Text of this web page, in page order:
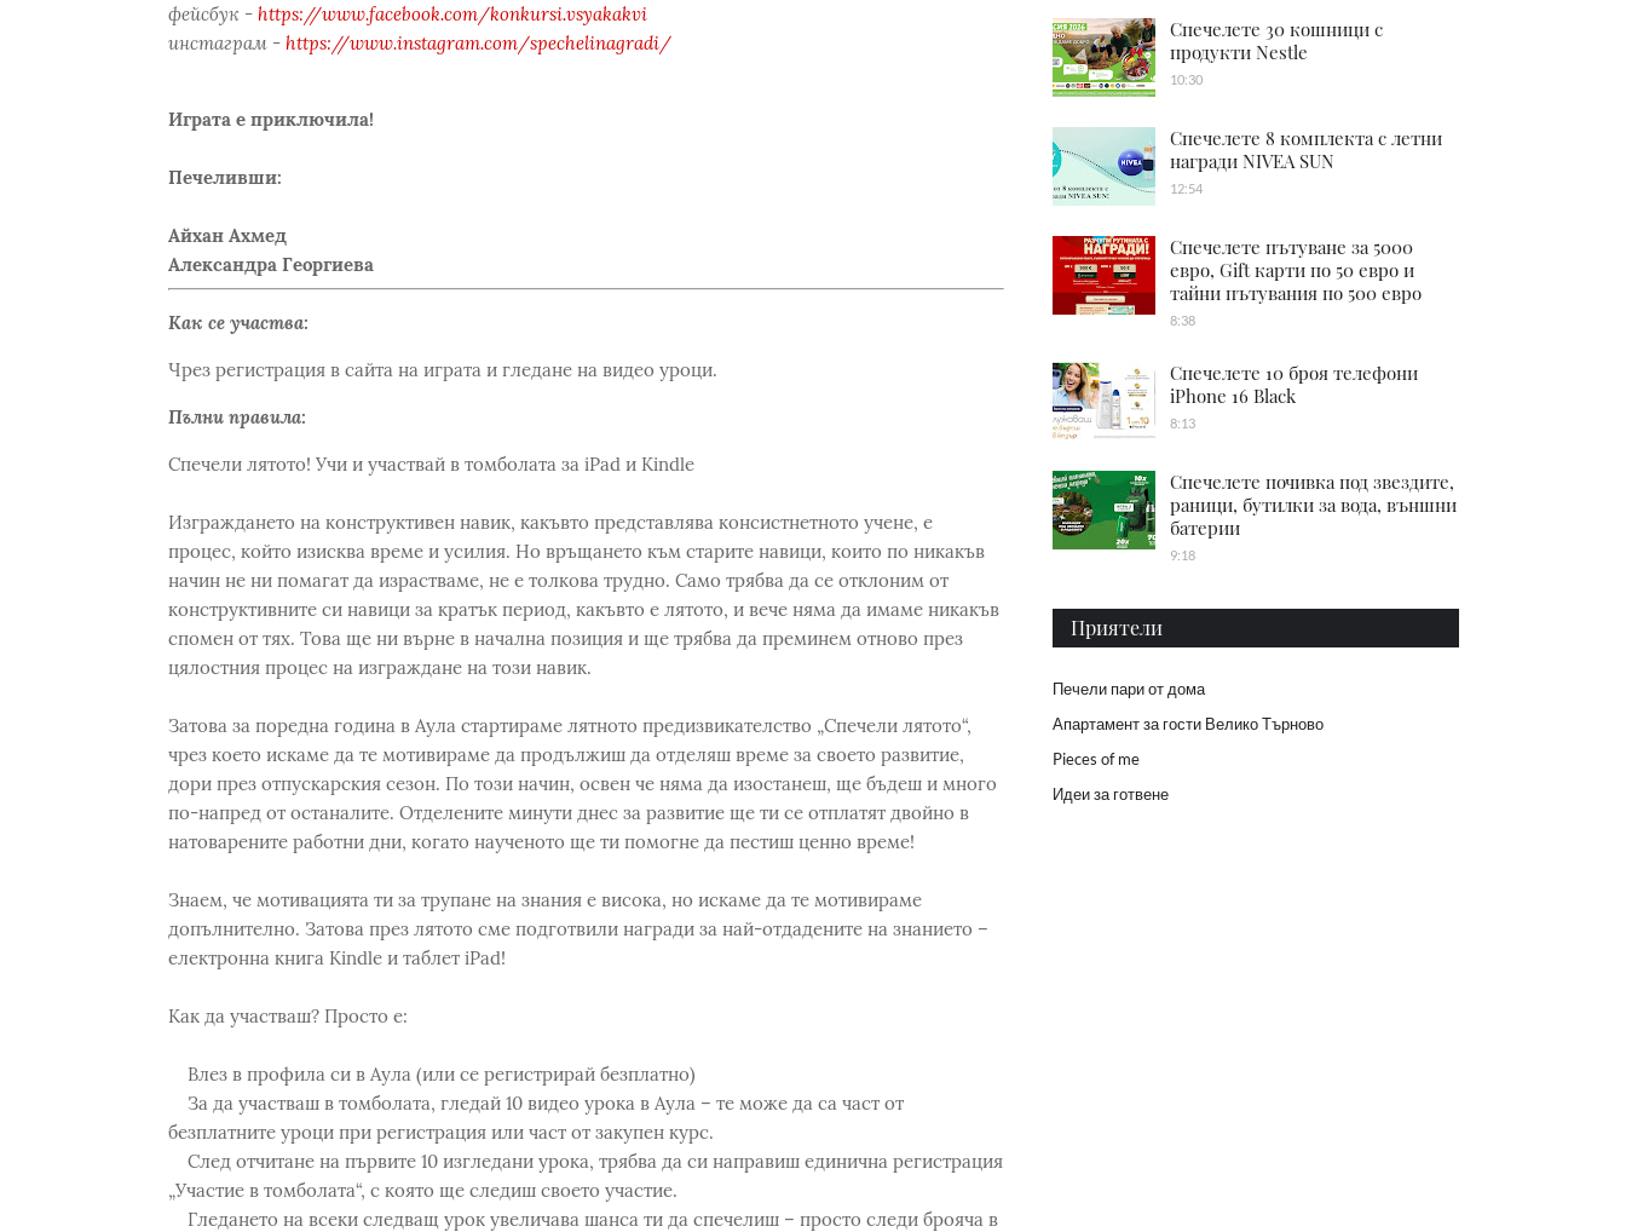
фейсбук - https://www.facebook.com/konkursi.vsyakakvi
инстаграм - https://www.instagram.com/spechelinagradi/
Играта е приключила!
Печеливши:
Айхан Ахмед
Александра Георгиева
Как се участва:
Чрез регистрация в сайта на играта и гледане на видео уроци.
Пълни правила:
Спечели лятото! Учи и участвай в томболата за iPad и Kindle
Изграждането на конструктивен навик, какъвто представлява консистнетното учене, е
процес, който изисква време и усилия. Но връщането към старите навици, които по никакъв
начин не ни помагат да израстваме, не е толкова трудно. Само трябва да се отклоним от
конструктивните си навици за кратък период, какъвто е лятото, и вече няма да имаме никакъв
спомен от тях. Това ще ни върне в начална позиция и ще трябва да преминем отново през
цялостния процес на изграждане на този навик.
Затова за поредна година в Аула стартираме лятното предизвикателство „Спечели лятото“,
чрез което искаме да те мотивираме да продължиш да отделяш време за своето развитие,
дори през отпускарския сезон. По този начин, освен че няма да изостанеш, ще бъдеш и много
по-напред от останалите. Отделените минути днес за развитие ще ти се отплатят двойно в
натоварените работни дни, когато наученото ще ти помогне да пестиш ценно време!
Знаем, че мотивацията ти за трупане на знания е висока, но искаме да те мотивираме
допълнително. Затова през лятото сме подготвили награди за най-отдадените на знанието –
електронна книга Kindle и таблет iPad!
Как да участваш? Просто е:
Влез в профила си в Аула (или се регистрирай безплатно)
За да участваш в томболата, гледай 10 видео урока в Аула – те може да са част от
безплатните уроци при регистрация или част от закупен курс.
След отчитане на първите 10 изгледани урока, трябва да си направиш единична регистрация
„Участие в томболата“, с която ще следиш своето участие.
Гледането на всеки следващ урок увеличава шанса ти да спечелиш – просто следи брояча в
Спечелете 30 кошници с
продукти Nestle
10:30
Спечелете 8 комплекта с летни
награди NIVEA SUN
12:54
Спечелете пътуване за 5000
евро, Gift карти по 50 евро и
тайни пътувания по 500 евро
8:38
Спечелете 10 броя телефони
iPhone 16 Black
8:13
Спечелете почивка под звездите,
раници, бутилки за вода, външни
батерии
9:18
Приятели
Печели пари от дома
Апартамент за гости Велико Търново
Pieces of me
Идеи за готвене